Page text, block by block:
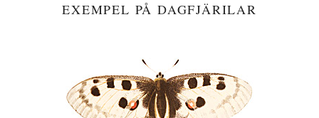
EXEMPEL PÅ DAGFJÄRILAR